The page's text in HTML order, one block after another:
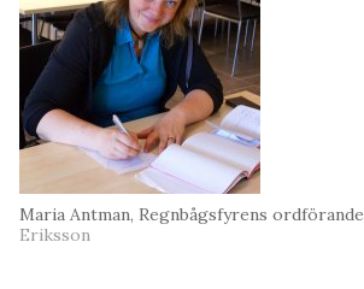
Maria Antman, Regnbågsfyrens ordförande
Eriksson